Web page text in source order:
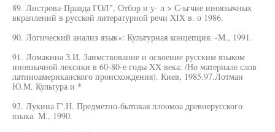
89. Листрова-Правда ГОЛ", Отбор и у- л > С-ьгчие иноязычных
вкраплений в русской литературной речи XIX в. о 1986.
90. Логический анализ язык«: Культурная концепция. -М., 1991.
91. Ломакина З.И. Заимствование и освоение русским языком
иноязычной лексики в 60-80-е годы XX века: /Но материале слов
латиноамериканского происхождения). Киев, 1985.97.Лотман
Ю.М. Культура и *
92. Лукина Г'.Н. Предметно-бытовая ллоомоа древнерусского
языка. М., 1990.